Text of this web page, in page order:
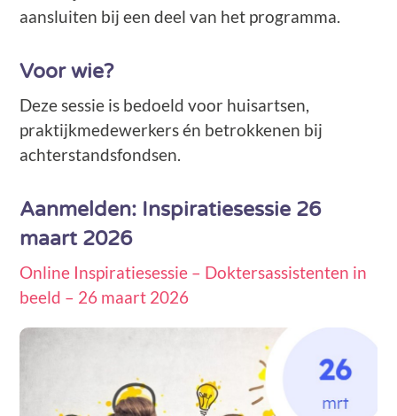
aansluiten bij een deel van het programma.
Voor wie?
Deze sessie is bedoeld voor huisartsen,
praktijkmedewerkers én betrokkenen bij
achterstandsfondsen.
Aanmelden: Inspiratiesessie 26
maart 2026
Online Inspiratiesessie – Doktersassistenten in
beeld – 26 maart 2026